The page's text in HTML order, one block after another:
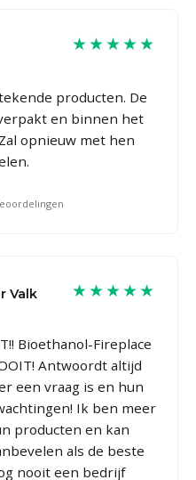
★★★★★
producten. De
en binnen het
opnieuw met hen
Valk
★★★★★
Bioethanol-Fireplace
OOIT! Antwoordt altijd
een vraag is en hun
Ik ben meer
producten en kan
als de beste
nooit een bedrijf